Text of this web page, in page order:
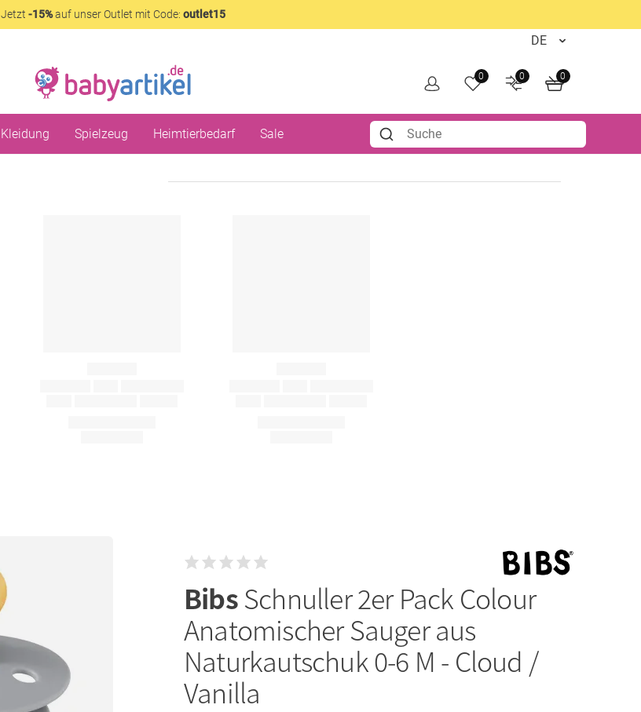
Jetzt -15%auf unser Outlet mit Code: outlet15
0 0 0
Kleidung Spielzeug Heimtierbedarf Sale
BibsSchnuller 2er Pack Colour
Anatomischer Sauger aus
Naturkautschuk 0-6 M - Cloud /
Vanilla